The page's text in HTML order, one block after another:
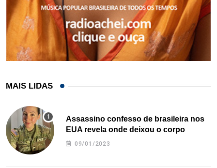
MAIS LIDAS
Assassino confesso de brasileira nos
EUA revela onde deixou o corpo
09/01/2023